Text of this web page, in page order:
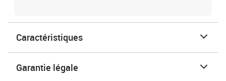
Caractéristiques
Garantie légale